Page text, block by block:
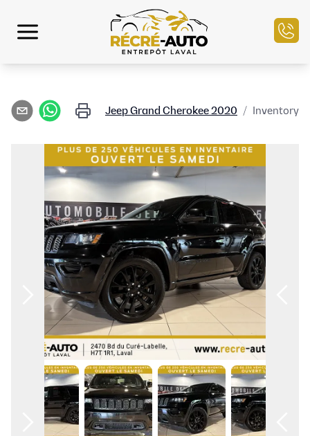
التمويل
بيع سيارتك
مركز الخدمة
تواصل معنا
العربية
Inventory
/
Jeep Grand Cherokee 2020